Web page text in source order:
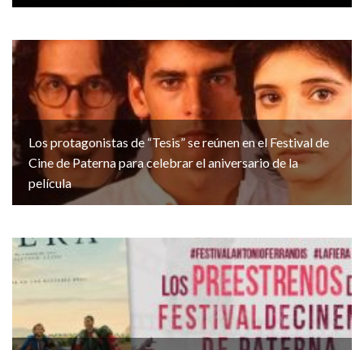
Los protagonistas de “Tesis” se reúnen en el Festival de
Cine de Paterna para celebrar el aniversario de la
película